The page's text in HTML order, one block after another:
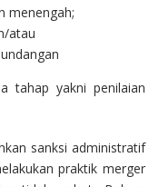
menengah;
atau
tahap yakni penilaian
sanksi administratif
praktik merger